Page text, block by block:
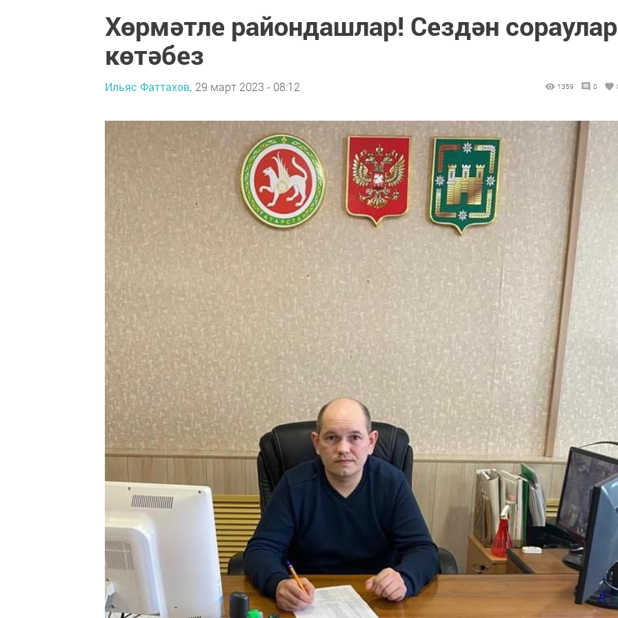
Хөрмәтле райондашлар! Сездән сораулар
көтәбез
Ильяс Фаттахов, 29 март 2023 - 08:12 1359 0